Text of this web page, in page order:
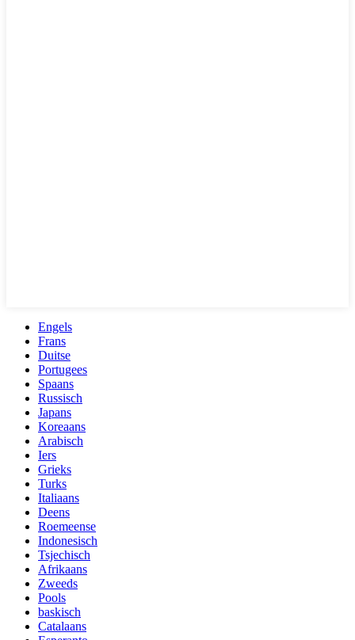
Engels
Frans
Duitse
Portugees
Spaans
Russisch
Japans
Koreaans
Arabisch
Iers
Grieks
Turks
Italiaans
Deens
Roemeense
Indonesisch
Tsjechisch
Afrikaans
Zweeds
Pools
baskisch
Catalaans